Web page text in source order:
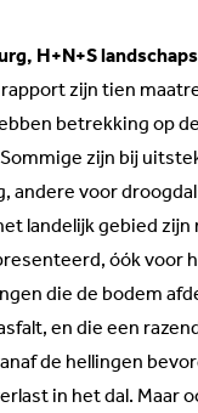
H+N+S
rapport zijn tien
betrekking op
zijn bij
andere voor
landelijk gebied zijn
óók voor
die de bodem
en die een
de hellingen
in het dal. Maar